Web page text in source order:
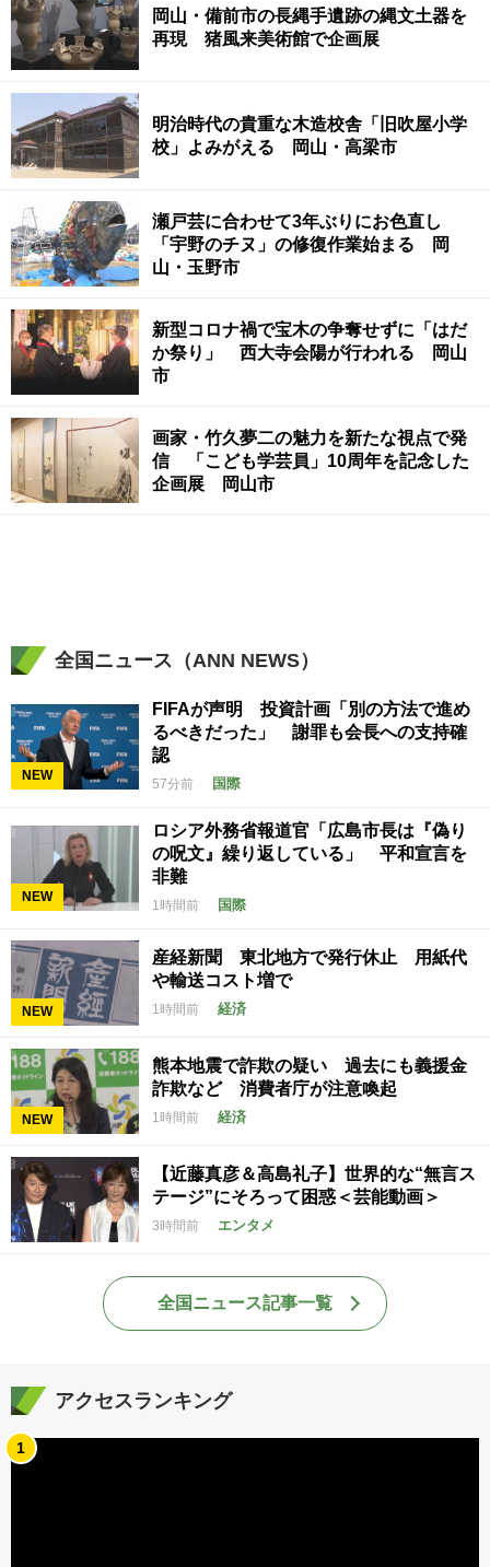
岡山・備前市の長縄手遺跡の縄文土器を
再現 猪風来美術館で企画展
明治時代の貴重な木造校舎「旧吹屋小学
校」よみがえる 岡山・高梁市
瀬戸芸に合わせて3年ぶりにお色直し
「宇野のチヌ」の修復作業始まる 岡
山・玉野市
新型コロナ禍で宝木の争奪せずに「はだ
か祭り」 西大寺会陽が行われる 岡山
市
画家・竹久夢二の魅力を新たな視点で発
信 「こども学芸員」10周年を記念した
企画展 岡山市
全国ニュース（ANN NEWS）
NEW
FIFAが声明 投資計画「別の方法で進め
るべきだった」 謝罪も会長への支持確
認
57分前 国際
NEW
ロシア外務省報道官「広島市長は『偽り
の呪文』繰り返している」 平和宣言を
非難
1時間前 国際
NEW
産経新聞 東北地方で発行休止 用紙代
や輸送コスト増で
1時間前 経済
NEW
熊本地震で詐欺の疑い 過去にも義援金
詐欺など 消費者庁が注意喚起
1時間前 経済
【近藤真彦＆高島礼子】世界的な“無言ス
テージ”にそろって困惑＜芸能動画＞
3時間前 エンタメ
全国ニュース記事一覧
アクセスランキング
1